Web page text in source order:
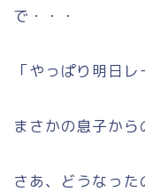
で・・・
「やっぱり明日レ
まさかの息子から
さあ、どうなった